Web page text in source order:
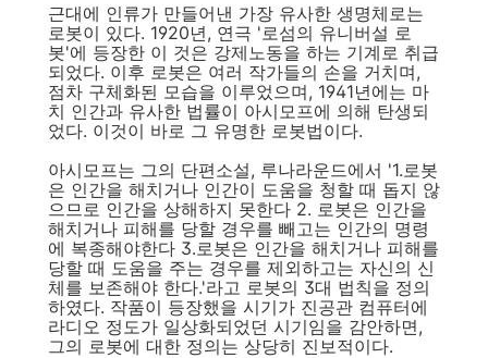
근대에 인류가 만들어낸 가장 유사한 생명체로는
로봇이 있다. 1920년, 연극 '로섬의 유니버설 로
봇'에 등장한 이 것은 강제노동을 하는 기계로 취급
되었다. 이후 로봇은 여러 작가들의 손을 거치며,
점차 구체화된 모습을 이루었으며, 1941년에는 마
치 인간과 유사한 법률이 아시모프에 의해 탄생되
었다. 이것이 바로 그 유명한 로봇법이다.
아시모프는 그의 단편소설, 루나라운드에서 '1.로봇
은 인간을 해치거나 인간이 도움을 청할 때 돕지 않
으므로 인간을 상해하지 못한다 2. 로봇은 인간을
해치거나 피해를 당할 경우를 빼고는 인간의 명령
에 복종해야한다 3.로봇은 인간을 해치거나 피해를
당할 때 도움을 주는 경우를 제외하고는 자신의 신
체를 보존해야 한다.'라고 로봇의 3대 법칙을 정의
하였다. 작품이 등장했을 시기가 진공관 컴퓨터에
라디오 정도가 일상화되었던 시기임을 감안하면,
그의 로봇에 대한 정의는 상당히 진보적이다.